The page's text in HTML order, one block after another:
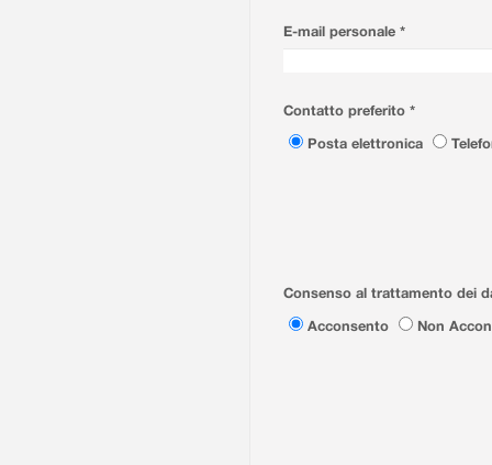
E-mail personale *
Contatto preferito *
Posta elettronica
Consenso al trattamento dei
Acconsento
Non